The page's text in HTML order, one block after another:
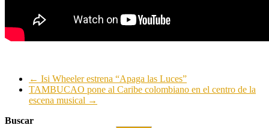
← Isi Wheeler estrena “Apaga las Luces”
TAMBUCAO pone al Caribe colombiano en el centro de la
escena musical →
Buscar